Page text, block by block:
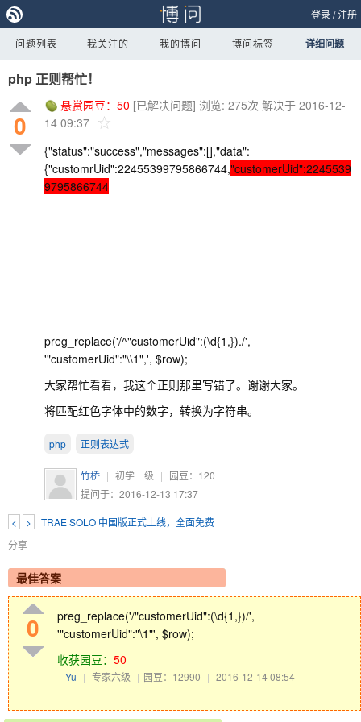
登录/注册
问题列表 我关注的 我的博问 博问标签 详细问题
php 正则帮忙！
0
悬赏园豆： 50 [已解决问题] 浏览: 275次 解决于 2016-12-
14 09:37
{"status":"success","messages":[],"data":
{"customrUid":22455399795866744,"customerUid":2245539
9795866744
--------------------------------
preg_replace('/^"customerUid":(\d{1,})./',
'"customerUid":"\\1",', $row);
大家帮忙看看，我这个正则那里写错了。谢谢大家。
将匹配红色字体中的数字，转换为字符串。
php 正则表达式
竹桥 | 初学一级 | 园豆： 120
提问于：2016-12-13 17:37
< >
TRAE SOLO 中国版正式上线，全面免费
分享
最佳答案
0
preg_replace('/"customerUid":(\d{1,})/',
'"customerUid":"\1"', $row);
收获园豆： 50
Yu | 专家六级 | 园豆：12990 | 2016-12-14 08:54